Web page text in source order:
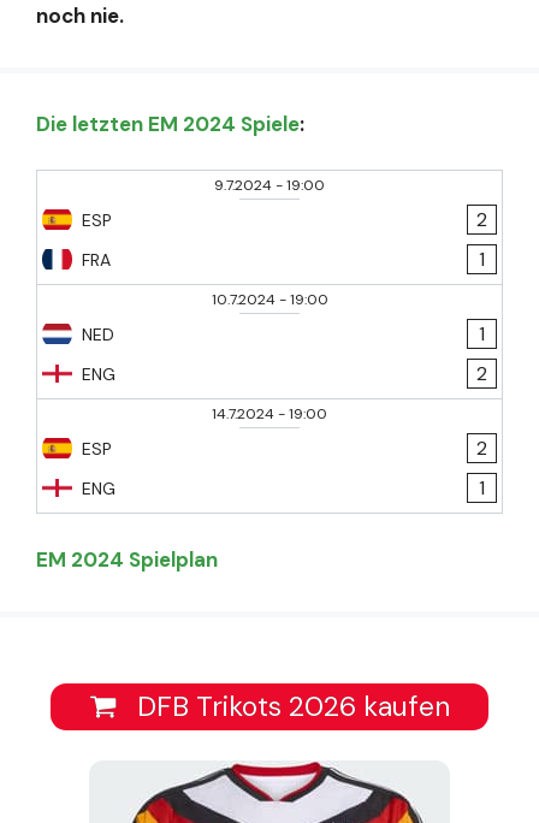
noch nie.
Die letzten EM 2024 Spiele:
9.7.2024-19:00
ESP
FRA
2
1
10.7.2024-19:00
NED
ENG
1
2
14.7.2024-19:00
ESP
ENG
2
1
EM 2024 Spielplan
DFB Trikots 2026 kaufen